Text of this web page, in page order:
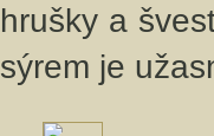
hrušky a
sýrem je